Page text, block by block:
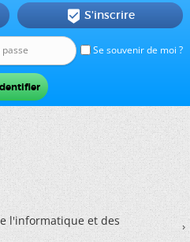
Se souvenir de moi ?
 S'inscrire
l'informatique et des